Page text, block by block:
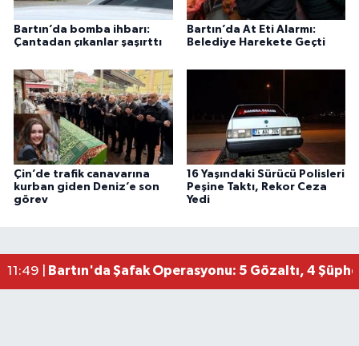
Bartın’da bomba ihbarı:
Çantadan çıkanlar şaşırttı
Bartın’da At Eti Alarmı:
Belediye Harekete Geçti
Çin’de trafik canavarına
kurban giden Deniz’e son
görev
16 Yaşındaki Sürücü Polisleri
Peşine Taktı, Rekor Ceza
Yedi
11:49 | Bartın'da Şafak Operasyonu: 5 Gözaltı, 4